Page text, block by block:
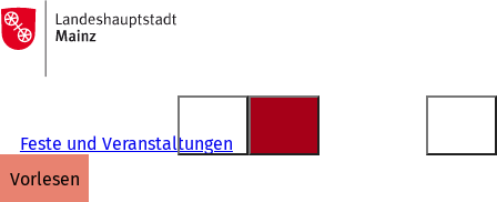
Inhalt anspringen
Zur
Startseite
Feste und Veranstaltungen
vorlesen